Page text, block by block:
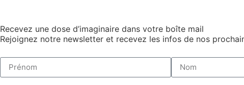
Recevez une dose d’imaginaire dans votre boîte mail
Rejoignez notre newsletter et recevez les infos de nos